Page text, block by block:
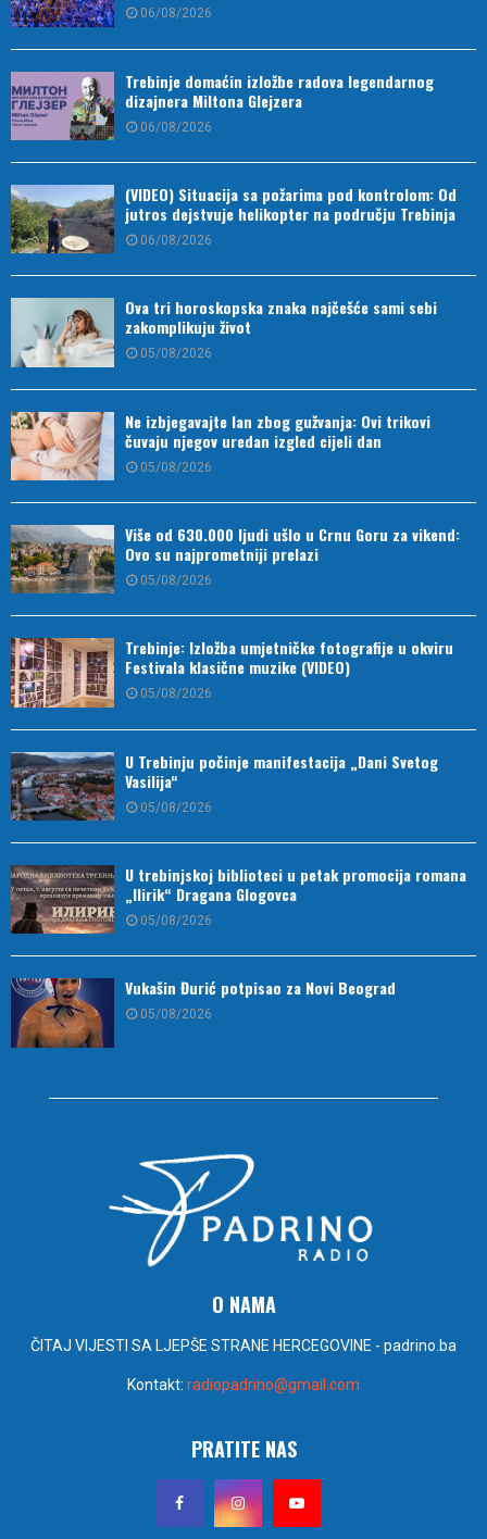
06/08/2026
Trebinje domaćin izložbe radova legendarnog
dizajnera Miltona Glejzera
06/08/2026
(VIDEO) Situacija sa požarima pod kontrolom: Od
jutros dejstvuje helikopter na području Trebinja
06/08/2026
Ova tri horoskopska znaka najčešće sami sebi
zakomplikuju život
05/08/2026
Ne izbjegavajte lan zbog gužvanja: Ovi trikovi
čuvaju njegov uredan izgled cijeli dan
05/08/2026
Više od 630.000 ljudi ušlo u Crnu Goru za vikend:
Ovo su najprometniji prelazi
05/08/2026
Trebinje: Izložba umjetničke fotografije u okviru
Festivala klasične muzike (VIDEO)
05/08/2026
U Trebinju počinje manifestacija „Dani Svetog
Vasilija“
05/08/2026
U trebinjskoj biblioteci u petak promocija romana
„Ilirik“ Dragana Glogovca
05/08/2026
Vukašin Đurić potpisao za Novi Beograd
05/08/2026
O NAMA
ČITAJ VIJESTI SA LJEPŠE STRANE HERCEGOVINE - padrino.ba
Kontakt: radiopadrino@gmail.com
PRATITE NAS